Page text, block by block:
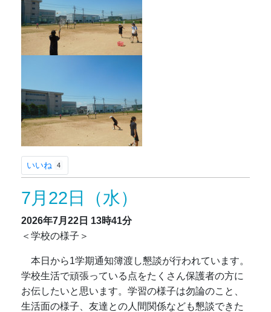
いいね 4
7月22日（水）
2026年7月22日 13時41分
＜学校の様子＞
本日から1学期通知簿渡し懇談が行われています。
学校生活で頑張っている点をたくさん保護者の方に
お伝したいと思います。学習の様子は勿論のこと、
生活面の様子、友達との人間関係なども懇談できた